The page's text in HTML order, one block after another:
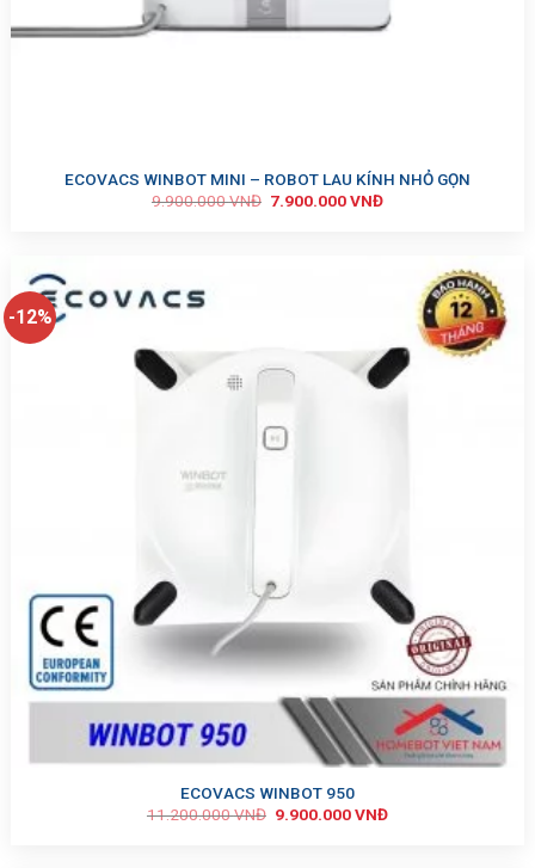
ECOVACS WINBOT MINI – ROBOT LAU KÍNH NHỎ GỌN
9.900.000VNĐ 7.900.000VNĐ
-12%
ECOVACS WINBOT 950
11.200.000VNĐ 9.900.000VNĐ